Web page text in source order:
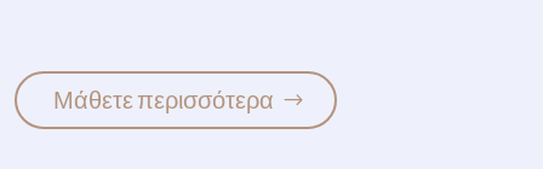
Μάθετε περισσότερα